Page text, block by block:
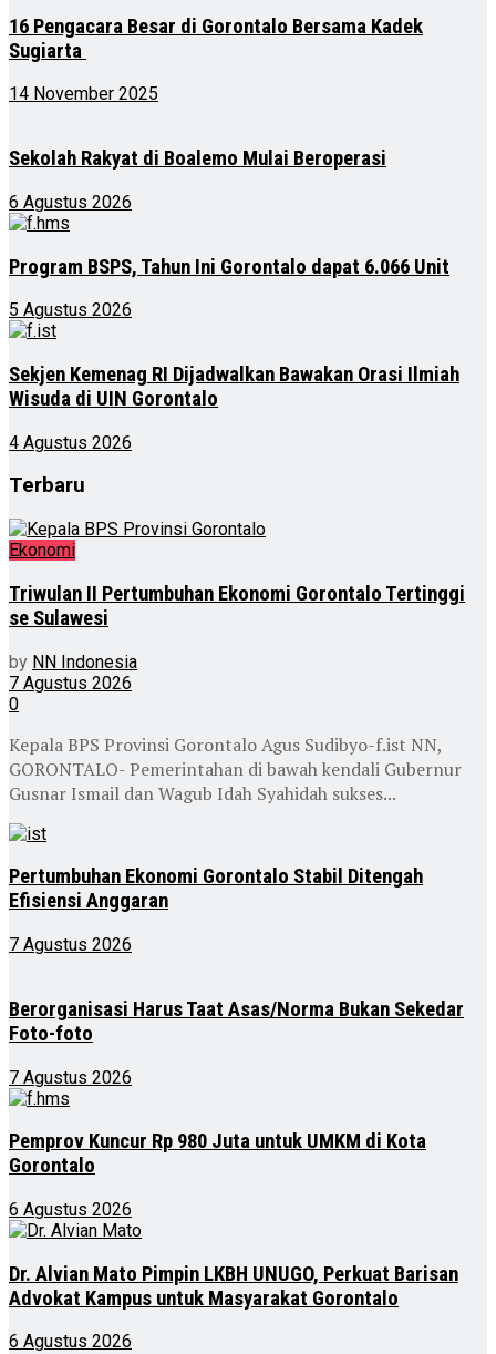
16 Pengacara Besar di Gorontalo Bersama Kadek
Sugiarta
14 November 2025
Sekolah Rakyat di Boalemo Mulai Beroperasi
6 Agustus 2026
Program BSPS, Tahun Ini Gorontalo dapat 6.066 Unit
5 Agustus 2026
Sekjen Kemenag RI Dijadwalkan Bawakan Orasi Ilmiah
Wisuda di UIN Gorontalo
4 Agustus 2026
Terbaru
Ekonomi
Triwulan II Pertumbuhan Ekonomi Gorontalo Tertinggi
se Sulawesi
by NN Indonesia
7 Agustus 2026
0
Kepala BPS Provinsi Gorontalo Agus Sudibyo-f.ist NN,
GORONTALO- Pemerintahan di bawah kendali Gubernur
Gusnar Ismail dan Wagub Idah Syahidah sukses...
Pertumbuhan Ekonomi Gorontalo Stabil Ditengah
Efisiensi Anggaran
7 Agustus 2026
Berorganisasi Harus Taat Asas/Norma Bukan Sekedar
Foto-foto
7 Agustus 2026
Pemprov Kuncur Rp 980 Juta untuk UMKM di Kota
Gorontalo
6 Agustus 2026
Dr. Alvian Mato Pimpin LKBH UNUGO, Perkuat Barisan
Advokat Kampus untuk Masyarakat Gorontalo
6 Agustus 2026